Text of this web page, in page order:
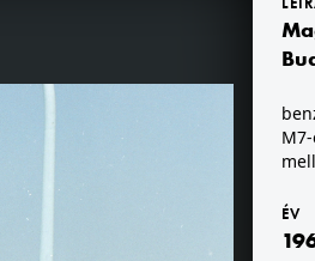
Bábszínház épülete.
1969 · Budapest V.
1969
Váci
ÉV